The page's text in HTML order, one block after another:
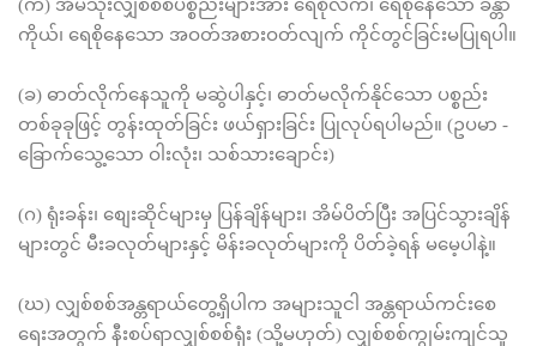
ကိုယ်၊ ရေစိုနေသော အဝတ်အစားဝတ်လျက် ကိုင်တွင်ခြင်းမပြုရပါ။
(ခ) ဓာတ်လိုက်နေသူကို မဆွဲပါနှင့်၊ ဓာတ်မလိုက်နိုင်သော ပစ္စည်း
တစ်ခုခုဖြင့် တွန်းထုတ်ခြင်း ဖယ်ရှားခြင်း ပြုလုပ်ရပါမည်။ (ဥပမာ -
ခြောက်သွေ့သော ဝါးလုံး၊ သစ်သားချောင်း)
(ဂ) ရုံးခန်း၊ စျေးဆိုင်များမှ ပြန်ချိန်များ၊ အိမ်ပိတ်ပြီး အပြင်သွားချိန်
များတွင် မီးခလုတ်များနှင့် မိန်းခလုတ်များကို ပိတ်ခဲ့ရန် မမေ့ပါနဲ့။
(ဃ) လျှစ်စစ်အန္တရာယ်တွေ့ရှိပါက အများသူငါ အန္တရာယ်ကင်းစေ
ရေးအတွက် နီးစပ်ရာလျှစ်စစ်ရုံး (သို့မဟုတ်) လျှစ်စစ်ကျွမ်းကျင်သူ